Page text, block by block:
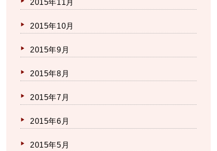
2015年11月
2015年10月
2015年9月
2015年8月
2015年7月
2015年6月
2015年5月